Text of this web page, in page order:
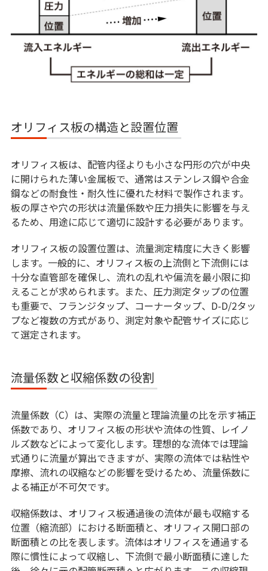
オリフィス板の構造と設置位置
オリフィス板は、配管内径よりも小さな円形の穴が中央
に開けられた薄い金属板で、通常はステンレス鋼や合金
鋼などの耐食性・耐久性に優れた材料で製作されます。
板の厚さや穴の形状は流量係数や圧力損失に影響を与え
るため、用途に応じて適切に設計する必要があります。
オリフィス板の設置位置は、流量測定精度に大きく影響
します。一般的に、オリフィス板の上流側と下流側には
十分な直管部を確保し、流れの乱れや偏流を最小限に抑
えることが求められます。また、圧力測定タップの位置
も重要で、フランジタップ、コーナータップ、D-D/2タッ
プなど複数の方式があり、測定対象や配管サイズに応じ
て選定されます。
流量係数と収縮係数の役割
流量係数（C）は、実際の流量と理論流量の比を示す補正
係数であり、オリフィス板の形状や流体の性質、レイノ
ルズ数などによって変化します。理想的な流体では理論
式通りに流量が算出できますが、実際の流体では粘性や
摩擦、流れの収縮などの影響を受けるため、流量係数に
よる補正が不可欠です。
収縮係数は、オリフィス板通過後の流体が最も収縮する
位置（縮流部）における断面積と、オリフィス開口部の
断面積との比を表します。流体はオリフィスを通過する
際に慣性によって収縮し、下流側で最小断面積に達した